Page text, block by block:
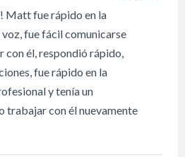
Matt fue rápido en la
fue fácil comunicarse
con él, respondió rápido,
fue rápido en la
y tenía un
trabajar con él nuevamente